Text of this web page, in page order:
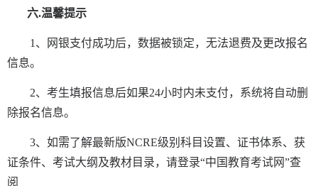
六.温馨提示
1、网银支付成功后，数据被锁定，无法退费及更改报名
信息。
2、考生填报信息后如果24小时内未支付，系统将自动删
除报名信息。
3、如需了解最新版NCRE级别科目设置、证书体系、获
证条件、考试大纲及教材目录，请登录“中国教育考试网”查
阅